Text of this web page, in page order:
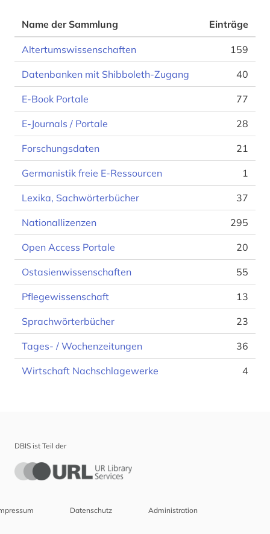
Name der Sammlung Einträge
Altertumswissenschaften 159
Datenbanken mit Shibboleth-Zugang 40
E-Book Portale 77
E-Journals / Portale 28
Forschungsdaten 21
Germanistik freie E-Ressourcen 1
Lexika, Sachwörterbücher 37
Nationallizenzen 295
Open Access Portale 20
Ostasienwissenschaften 55
Pflegewissenschaft 13
Sprachwörterbücher 23
Tages- / Wochenzeitungen 36
Wirtschaft Nachschlagewerke 4
DBIS ist Teil der
Datenschutz Administration